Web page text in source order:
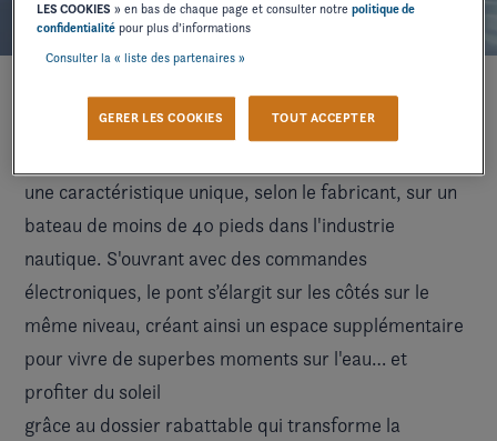
Celui-ci est livré en version standard avec une
une caractéristique unique, selon le fabricant, sur un
bateau de moins de 40 pieds dans l'industrie
nautique. S'ouvrant avec des commandes
électroniques, le pont s’élargit sur les côtés sur le
même niveau, créant ainsi un espace supplémentaire
pour vivre de superbes moments sur l'eau… et
profiter du soleil
grâce au dossier rabattable qui transforme la
LES COOKIES » en bas de chaque page et consulter notrepolitique de
confidentialité pour plus d’informations
Consulter la « liste des partenaires »
GERER LES COOKIES TOUT ACCEPTER